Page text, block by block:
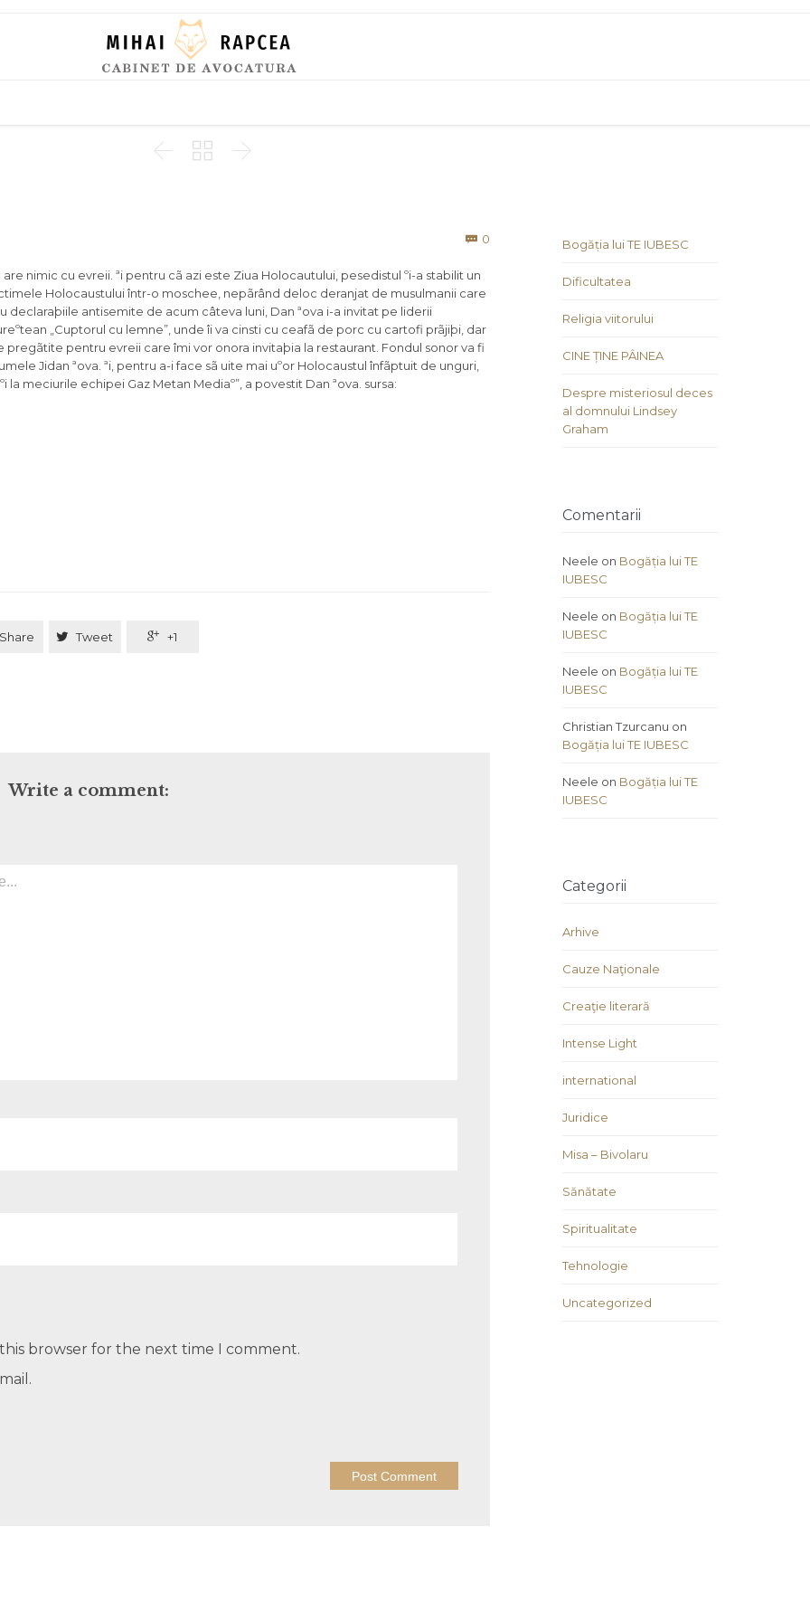
  
 0
nimic cu evreii. ªi pentru cã azi este Ziua Holocautului, pesedistul ºi-a stabilit un
Holocaustului într-o moschee, nepãrând deloc deranjat de musulmanii care
declaraþiile antisemite de acum câteva luni, Dan ªova i-a invitat pe liderii
„Cuptorul cu lemne”, unde îi va cinsti cu ceafã de porc cu cartofi prãjiþi, dar
pregãtite pentru evreii care îmi vor onora invitaþia la restaurant. Fondul sonor va fi
Jidan ªova. ªi, pentru a-i face sã uite mai uºor Holocaustul înfãptuit de unguri,
meciurile echipei Gaz Metan Mediaº”, a povestit Dan ªova. sursa:
Share  Tweet  +1
Write a comment:
browser for the next time I comment.
Bogăția lui TE IUBESC
Dificultatea
Religia viitorului
CINE ȚINE PÂINEA
Despre misteriosul deces
al domnului Lindsey
Graham
Comentarii
Neele on Bogăția lui TE
IUBESC
Neele on Bogăția lui TE
IUBESC
Neele on Bogăția lui TE
IUBESC
Christian Tzurcanu on
Bogăția lui TE IUBESC
Neele on Bogăția lui TE
IUBESC
Categorii
Arhive
Cauze Naţionale
Creaţie literară
Intense Light
international
Juridice
Misa – Bivolaru
Sănătate
Spiritualitate
Tehnologie
Uncategorized